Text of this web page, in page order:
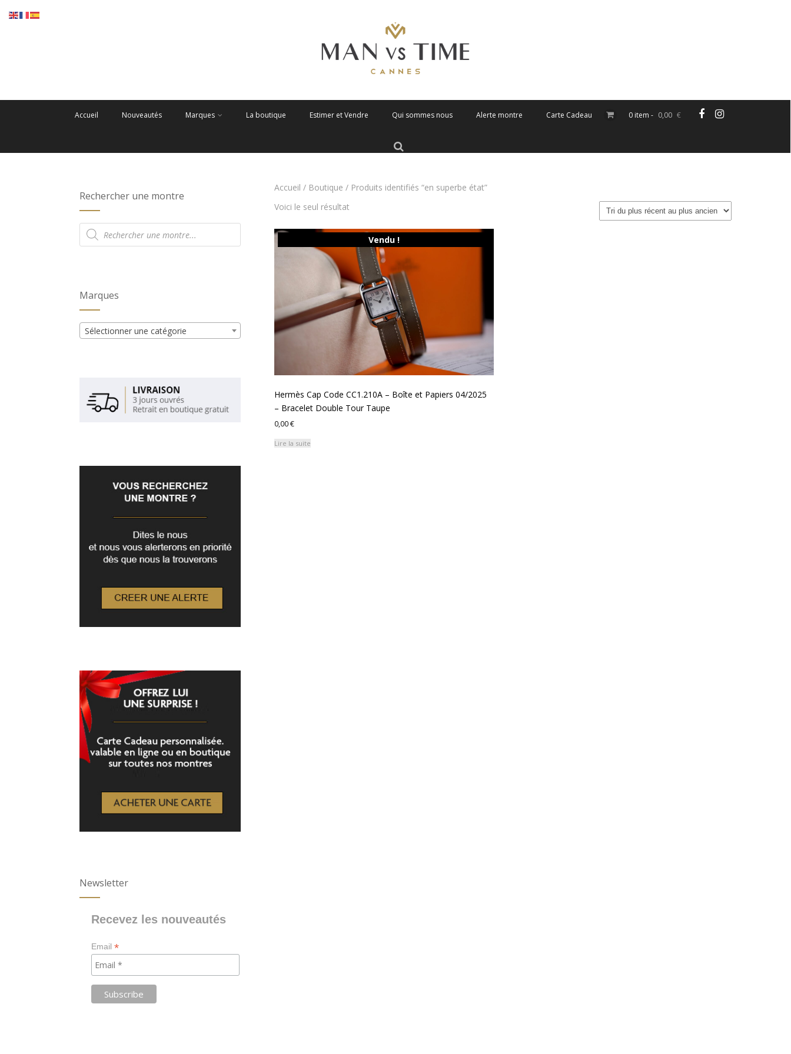
Accueil Nouveautés Marques La boutique Estimer et Vendre Qui sommes nous Alerte montre Carte Cadeau 0 item - 0,00 €
Accueil / Boutique / Produits identifiés “en superbe état”
Voici le seul résultat
Vendu !
Hermès Cap Code CC1.210A – Boîte et Papiers 04/2025
– Bracelet Double Tour Taupe
0,00€
Lire la suite
Rechercher une montre
Recherche
de
produits
Marques
Sélectionner une catégorie
Newsletter
Recevez les nouveautés
Email*